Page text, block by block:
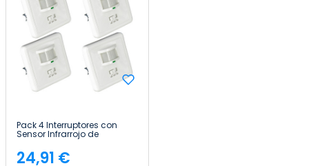
Pack 4 Interruptores con
Sensor Infrarrojo de
Crepuscular 7hSevenOn
Home
24,91 €